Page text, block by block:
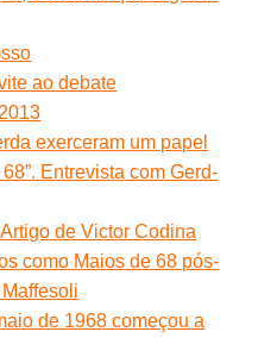
ao debate
exerceram um papel
Entrevista com Gerd-
de Victor Codina
como Maios de 68 pós-
de 1968 começou a